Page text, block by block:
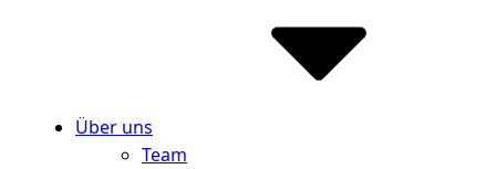
Über uns
Team